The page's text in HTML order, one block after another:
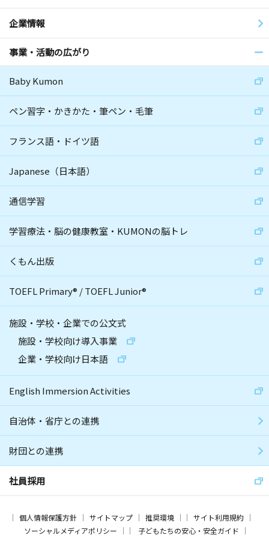
企業情報
事業・活動の広がり
Baby Kumon
ペン習字・かきかた・筆ペン・毛筆
フランス語・ドイツ語
Japanese（日本語）
通信学習
学習療法・脳の健康教室・KUMONの脳トレ
くもん出版
TOEFL Primary® /TOEFL Junior®
施設・学校・企業での公文式
施設・学校向け導入事業
企業・学校向け日本語
English Immersion Activities
自治体・省庁との連携
財団との連携
社員採用
個人情報保護方針 サイトマップ 推奨環境
サイト利用規約
ソーシャルメディアポリシー
子どもたちの安心・安全ガイド